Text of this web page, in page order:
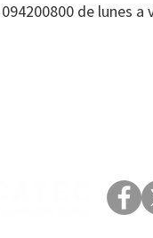
de lunes a